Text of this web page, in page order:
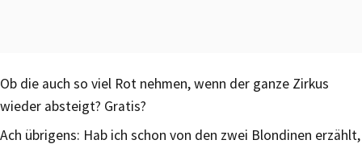
Ob die auch so viel Rot nehmen, wenn der ganze Zirkus
wieder absteigt? Gratis?
Ach übrigens: Hab ich schon von den zwei Blondinen erzählt,